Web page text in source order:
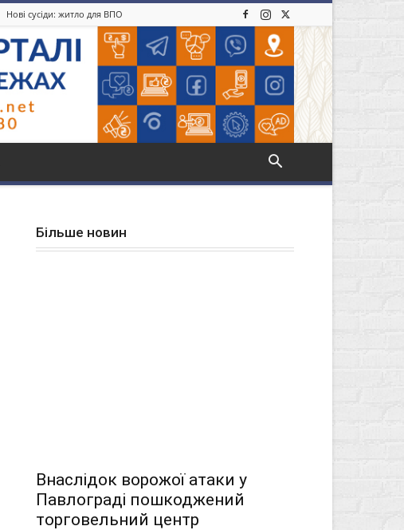
Нові сусіди: житло для ВПО
Більше новин
Внаслідок ворожої атаки у
Павлограді пошкоджений
торговельний центр